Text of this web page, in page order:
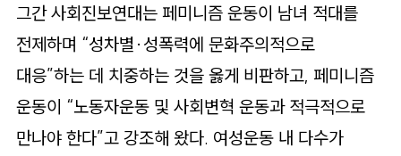
그간 사회진보연대는 페미니즘 운동이 남녀 적대를
전제하며 “성차별·성폭력에 문화주의적으로
대응”하는 데 치중하는 것을 옳게 비판하고, 페미니즘
운동이 “노동자운동 및 사회변혁 운동과 적극적으로
만나야 한다”고 강조해 왔다. 여성운동 내 다수가